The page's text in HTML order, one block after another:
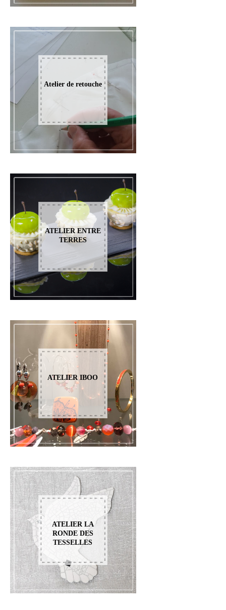
Atelier de retouche
ATELIER ENTRE
TERRES
ATELIER IBOO
ATELIER LA
RONDE DES
TESSELLES